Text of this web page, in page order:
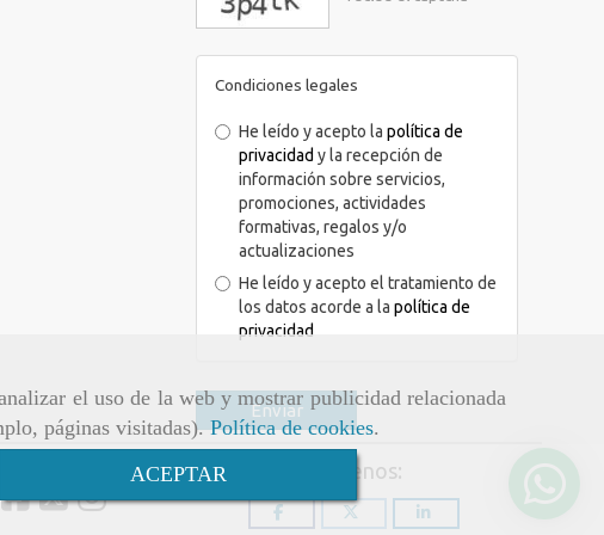
el uso de la web y mostrar publicidad relacionada
páginas visitadas).Política de cookies.
ACEPTAR
Condiciones legales
He leído y acepto la política de
privacidad y la recepción de
información sobre servicios,
promociones, actividades
formativas, regalos y/o
actualizaciones
He leído y acepto el tratamiento de
los datos acorde a la política de
privacidad
Enviar
Síguenos: